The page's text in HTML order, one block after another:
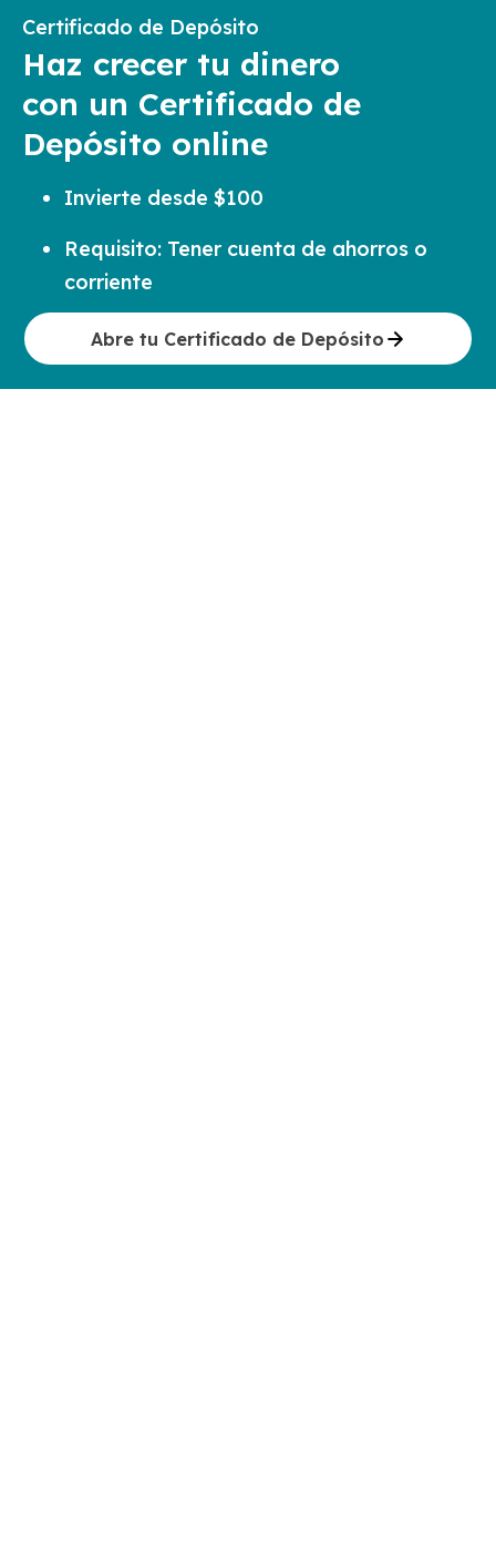
Certificado de Depósito
Haz crecer tu dinero
con un Certificado de
Depósito online
Invierte desde $100
Requisito: Tener cuenta de ahorros o
corriente
Abre tu Certificado de Depósito